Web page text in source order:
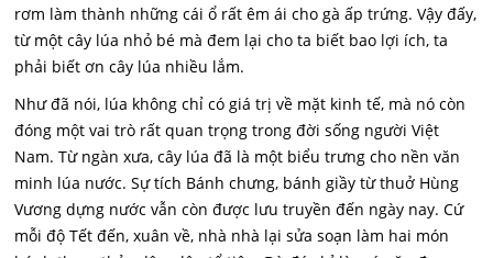
rơm làm thành những cái ổ rất êm ái cho gà ấp trứng. Vậy đấy,
từ một cây lúa nhỏ bé mà đem lại cho ta biết bao lợi ích, ta
phải biết ơn cây lúa nhiều lắm.
Như đã nói, lúa không chỉ có giá trị về mặt kinh tế, mà nó còn
đóng một vai trò rất quan trọng trong đời sống người Việt
Nam. Từ ngàn xưa, cây lúa đã là một biểu trưng cho nền văn
minh lúa nước. Sự tích Bánh chưng, bánh giầy từ thuở Hùng
Vương dựng nước vẫn còn được lưu truyền đến ngày nay. Cứ
mỗi độ Tết đến, xuân về, nhà nhà lại sửa soạn làm hai món